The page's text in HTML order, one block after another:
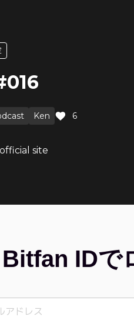
Ken 6
site
Bitfan IDで